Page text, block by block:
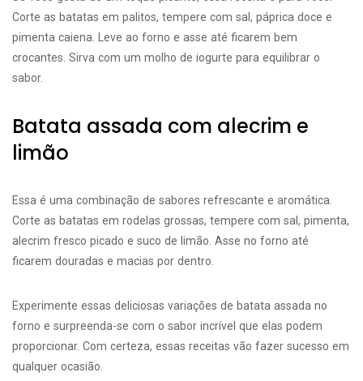
Corte as batatas em palitos, tempere com sal, páprica doce e
pimenta caiena. Leve ao forno e asse até ficarem bem
crocantes. Sirva com um molho de iogurte para equilibrar o
sabor.
Batata assada com alecrim e
limão
Essa é uma combinação de sabores refrescante e aromática.
Corte as batatas em rodelas grossas, tempere com sal, pimenta,
alecrim fresco picado e suco de limão. Asse no forno até
ficarem douradas e macias por dentro.
Experimente essas deliciosas variações de batata assada no
forno e surpreenda-se com o sabor incrível que elas podem
proporcionar. Com certeza, essas receitas vão fazer sucesso em
qualquer ocasião.